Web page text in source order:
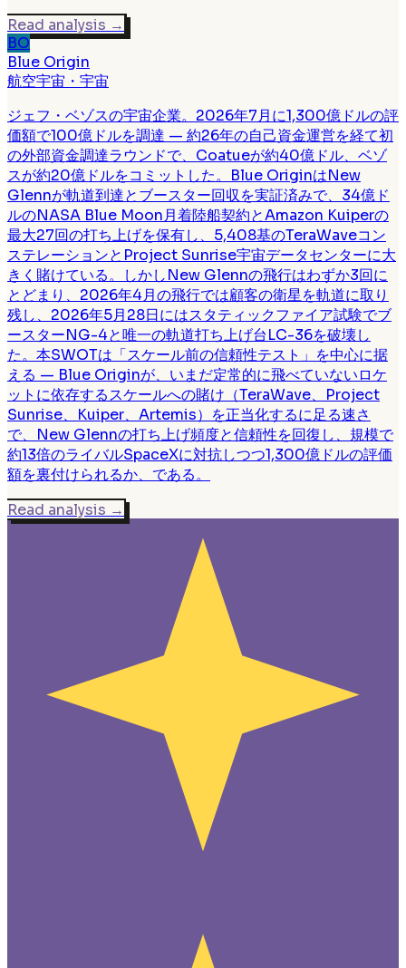
Read analysis →
BO
Blue Origin
航空宇宙・宇宙
ジェフ・ベゾスの宇宙企業。2026年7月に1,300億ドルの評
価額で100億ドルを調達 — 約26年の自己資金運営を経て初
の外部資金調達ラウンドで、Coatueが約40億ドル、ベゾ
スが約20億ドルをコミットした。Blue OriginはNew
Glennが軌道到達とブースター回収を実証済みで、34億ド
ルのNASA Blue Moon月着陸船契約とAmazon Kuiperの
最大27回の打ち上げを保有し、5,408基のTeraWaveコン
ステレーションとProject Sunrise宇宙データセンターに大
きく賭けている。しかしNew Glennの飛行はわずか3回に
とどまり、2026年4月の飛行では顧客の衛星を軌道に取り
残し、2026年5月28日にはスタティックファイア試験でブ
ースターNG-4と唯一の軌道打ち上げ台LC-36を破壊し
た。本SWOTは「スケール前の信頼性テスト」を中心に据
える — Blue Originが、いまだ定常的に飛べていないロケ
ットに依存するスケールへの賭け（TeraWave、Project
Sunrise、Kuiper、Artemis）を正当化するに足る速さ
で、New Glennの打ち上げ頻度と信頼性を回復し、規模で
約13倍のライバルSpaceXに対抗しつつ1,300億ドルの評価
額を裏付けられるか、である。
Read analysis →